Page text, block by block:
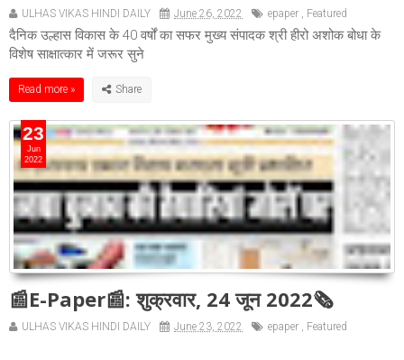
ULHAS VIKAS HINDI DAILY June 26, 2022 epaper Featured
दैनिक उल्हास विकास के 40 वर्षों का सफर मुख्य संपादक श्री हीरो अशोक बोधा के
विशेष साक्षात्कार में जरूर सुने
Read more »
📰E-Paper📰: शुक्रवार, 24 जून 2022🗞
ULHAS VIKAS HINDI DAILY June 23, 2022 epaper Featured
23
Jun
2022